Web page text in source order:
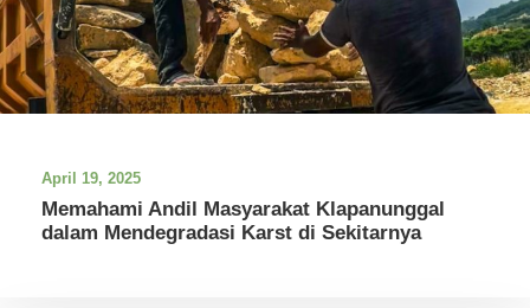
April 19, 2025
Memahami Andil Masyarakat Klapanunggal
dalam Mendegradasi Karst di Sekitarnya